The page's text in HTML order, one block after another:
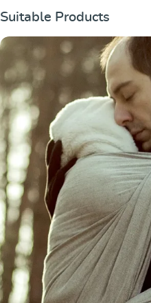
Salta la galleria dei prodotti
Suitable Products